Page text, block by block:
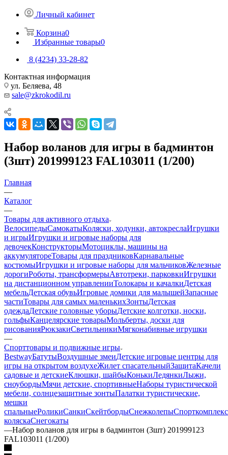
Личный кабинет
Корзина0
Избранные товары0
8 (4234) 33-28-82
Контактная информация
ул. Беляева, 48
sale@zkrokodil.ru
Набор воланов для игры в бадминтон
(3шт) 201999123 FAL103011 (1/200)
Главная
—
Каталог
—
Товары для активного отдыха
ВелосипедыСамокатыКоляски, ходунки, автокреслаИгрушки
и игрыИгрушки и игровые наборы для
девочекКонструкторыМотоциклы, машины на
аккумулятореТовары для праздниковКарнавальные
костюмыИгрушки и игровые наборы для мальчиковЖелезные
дорогиРоботы, трансформерыАвтотреки, парковкиИгрушки
на дистанционном управленииТолокары и качалкиДетская
мебельДетская обувьИгровые домики для малышейЗапасные
частиТовары для самых маленькихЗонтыДетская
одеждаДетские головные уборыДетские колготки, носки,
гольфыКанцелярские товарыМольберты, доски для
рисованияРюкзакиСветильникиМягконабивные игрушки
—
Спорттовары и подвижные игры
BestwayБатутыВоздушные змеиДетские игровые центры для
игры на открытом воздухеЖилет спасательныйЗащитаКачели
садовые и детскиеКлюшки, шайбыКонькиЛедянкиЛыжи,
сноубордыМячи детские, спортивныеНаборы туристической
мебели, солнцезащитные зонтыПалатки туристические,
мешки
спальныеРоликиСанкиСкейтбордыСнежколепы
коляскаСнегокаты
—Набор воланов для игры в бадминтон (3шт) 201999123
FAL103011 (1/200)